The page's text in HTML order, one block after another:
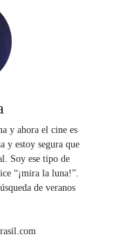
y ahora el cine es
y estoy segura que
Soy ese tipo de
“¡mira la luna!”.
de veranos